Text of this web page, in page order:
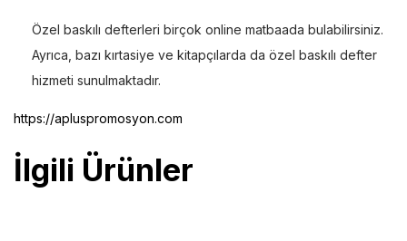
Özel baskılı defterleri birçok online matbaada bulabilirsiniz.
Ayrıca, bazı kırtasiye ve kitapçılarda da özel baskılı defter
hizmeti sunulmaktadır.
https://apluspromosyon.com
İlgili Ürünler